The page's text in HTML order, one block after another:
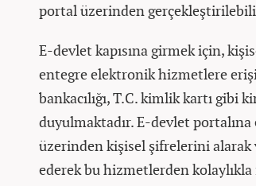
portal üzerinden
E-devlet kapısına girmek için,
entegre elektronik hizmetlere
bankacılığı, T.C. kimlik kartı gibi
duyulmaktadır. E-devlet
üzerinden kişisel şifrelerini
ederek bu hizmetlerden